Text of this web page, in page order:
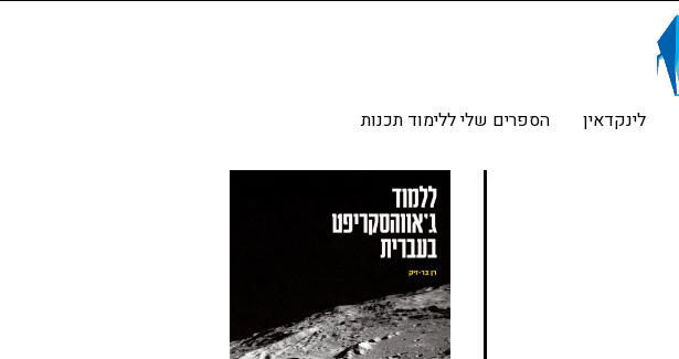
לינקדאין הספרים שלי ללימוד תכנות